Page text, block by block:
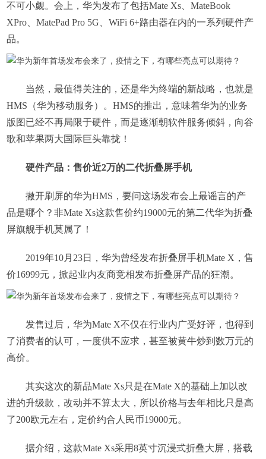
不可小觑。会上，华为发布了包括Mate Xs、MateBook
XPro、MatePad Pro 5G、WiFi 6+路由器在内的一系列硬件产
品。
当然，最值得关注的，还是华为终端的新战略，也就是
HMS（华为移动服务）。HMS的推出，意味着华为的业务
版图已经不再局限于硬件，而是逐渐朝软件服务倾斜，向谷
歌和苹果两大国际巨头靠拢！
硬件产品：售价近2万的二代折叠屏手机
撇开刷屏的华为HMS，要问这场发布会上最谣言的产
品是哪个？非Mate Xs这款售价约19000元的第二代华为折叠
屏旗舰手机莫属了！
2019年10月23日，华为曾经发布折叠屏手机Mate X，售
价16999元，掀起业内友商竞相发布折叠屏产品的狂潮。
发售过后，华为Mate X不仅在行业内广受好评，也得到
了消费者的认可，一度供不应求，甚至被黄牛炒到数万元的
高价。
其实这次的新品Mate Xs只是在Mate X的基础上加以改
进的升级款，改动并不算太大，所以价格与去年相比只是高
了200欧元左右，定价约合人民币19000元。
据介绍，这款Mate Xs采用8英寸沉浸式折叠大屏，搭载